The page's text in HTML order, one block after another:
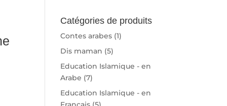
Catégories de produits
Contes arabes (1)
Dis maman (5)
Education Islamique - en
Arabe (7)
Education Islamique - en